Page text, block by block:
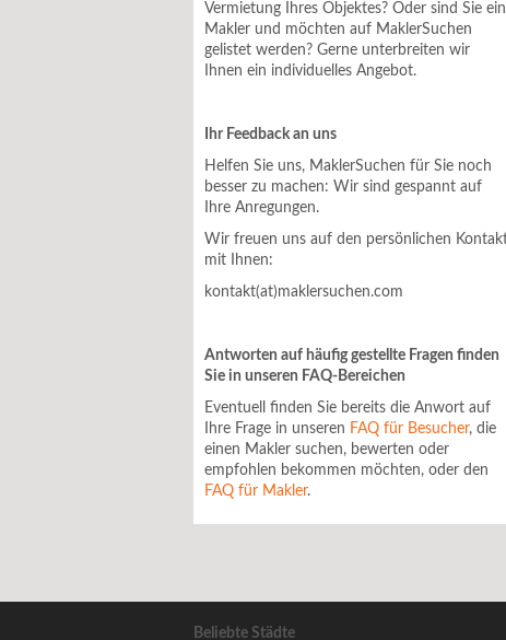
Vermietung Ihres Objektes? Oder sind Sie ein
Makler und möchten auf MaklerSuchen
gelistet werden? Gerne unterbreiten wir
Ihnen ein individuelles Angebot.
Ihr Feedback an uns
Helfen Sie uns, MaklerSuchen für Sie noch
besser zu machen: Wir sind gespannt auf
Ihre Anregungen.
Wir freuen uns auf den persönlichen
mit Ihnen:
kontakt(at)maklersuchen.com
Antworten auf häufig gestellte Fragen finden
Sie in unseren FAQ-Bereichen
Eventuell finden Sie bereits die Anwort auf
Ihre Frage in unseren FAQ für Besucher, die
einen Makler suchen, bewerten oder
empfohlen bekommen möchten, oder den
FAQ für Makler.
Beliebte Städte